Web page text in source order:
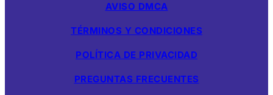
AVISO DMCA
TÉRMINOS Y CONDICIONES
POLÍTICA DE PRIVACIDAD
PREGUNTAS FRECUENTES